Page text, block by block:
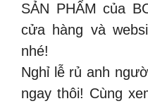
SẢN PHẨM của
cửa hàng và
nhé!
Nghỉ lễ rủ anh
ngay thôi! Cùng